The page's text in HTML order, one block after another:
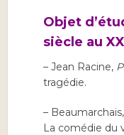
Objet
siècle au
– Jean Racine,
tragédie.
– Beaumarchais,
La comédie du